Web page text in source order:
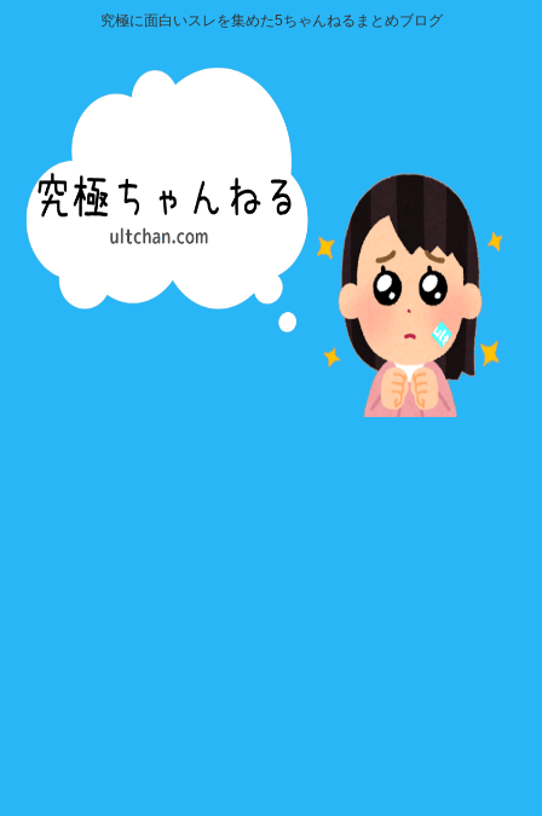
究極に面白いスレを集めた5ちゃんねるまとめブログ